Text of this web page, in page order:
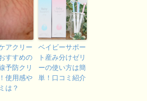
アクリー
すすめの
予防クリ
使用感や
は？
ベイビーサポー
ト産み分けゼリ
ーの使い方は簡
単！口コミ紹介